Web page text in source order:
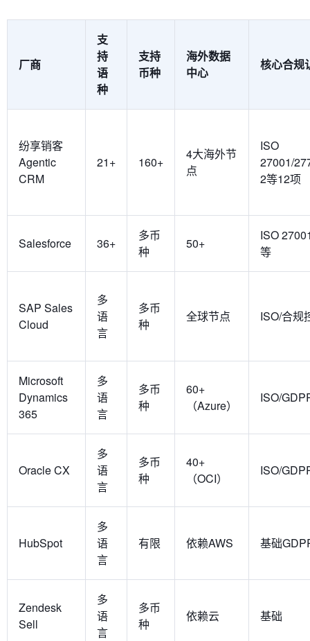
厂商
支
持
语
种
支持
币种
海外数据
中心
核心合规
纷享销客
Agentic
CRM
21+ 160+
4大海外节
点
ISO
27001/
2等12项
Salesforce 36+
多币
种
50+
ISO
等
SAP Sales
Cloud
多
语
言
多币
种
全球节点 ISO/合规
Microsoft
Dynamics
365
多
语
言
多币
种
60+
（Azure）
ISO/
Oracle CX
多
语
言
多币
种
40+
（OCI）
ISO/
HubSpot
多
语
言
有限 依赖AWS 基础
Zendesk
Sell
多
语
言
多币
种
依赖云 基础